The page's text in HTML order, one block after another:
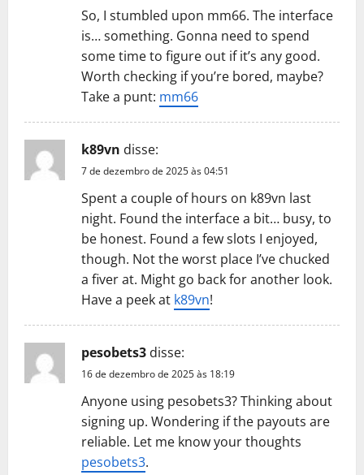
So, I stumbled upon mm66. The interface
is… something. Gonna need to spend
some time to figure out if it’s any good.
Worth checking if you’re bored, maybe?
Take a punt: mm66
k89vn disse:
7 de dezembro de 2025 às 04:51
Spent a couple of hours on k89vn last
night. Found the interface a bit… busy, to
be honest. Found a few slots I enjoyed,
though. Not the worst place I’ve chucked
a fiver at. Might go back for another look.
Have a peek at k89vn!
pesobets3 disse:
16 de dezembro de 2025 às 18:19
Anyone using pesobets3? Thinking about
signing up. Wondering if the payouts are
reliable. Let me know your thoughts
pesobets3.